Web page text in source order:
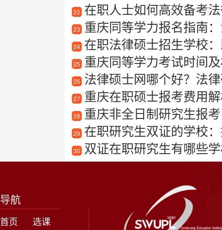
22 在职人士如何高效备考
23 重庆同等学力报名指南
24 在职法律硕士招生学校
25 重庆同等学力考试时间
26 法律硕士网哪个好？法
27 重庆在职硕士报考费用
28 重庆非全日制研究生报考
29 在职研究生双证的学校
30 双证在职研究生有哪些
导航
首页
选课